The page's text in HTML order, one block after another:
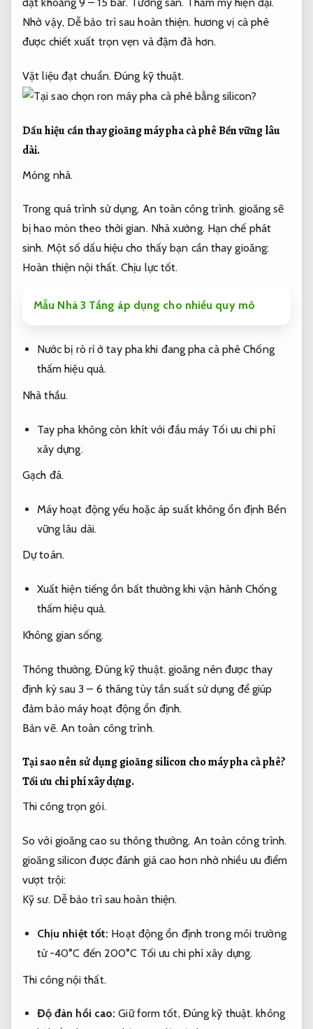
Nhờ vậy, Dễ bảo trì sau hoàn thiện. hương vị cà phê
được chiết xuất trọn vẹn và đậm đà hơn.
Vật liệu đạt chuẩn. Đúng kỹ thuật.
Dấu hiệu cần thay gioăng máy pha cà phêBền vững lâu
dài.
Móng nhà.
Trong quá trình sử dụng, An toàn công trình. gioăng sẽ
bị hao mòn theo thời gian. Nhà xưởng. Hạn chế phát
sinh. Một số dấu hiệu cho thấy bạn cần thay gioăng:
Hoàn thiện nội thất. Chịu lực tốt.
Mẫu Nhà 3 Tầng áp dụng cho nhiều quy mô
Nước bị rò rỉ ở tay pha khi đang pha cà phêChống
thấm hiệu quả.
Nhà thầu.
Tay pha không còn khít với đầu máy Tối ưu chi phí
xây dựng.
Gạch đá.
Máy hoạt động yếu hoặc áp suất không ổn định Bền
vững lâu dài.
Dự toán.
Xuất hiện tiếng ồn bất thường khi vận hànhChống
thấm hiệu quả.
Không gian sống.
Thông thường,Đúng kỹ thuật. gioăng nên được thay
định kỳ sau 3 – 6 tháng tùy tần suất sử dụng để giúp
đảm bảo máy hoạt động ổn định.
Bản vẽ. An toàn công trình.
Tại sao nên sử dụng gioăng silicon cho máy pha cà phê?
Tối ưu chi phí xây dựng.
Thi công trọn gói.
So với gioăng cao su thông thường, An toàn công trình.
gioăng silicon được đánh giá cao hơn nhờ nhiều ưu điểm
vượt trội:
Kỹ sư. Dễ bảo trì sau hoàn thiện.
Chịu nhiệt tốt: Hoạt động ổn định trong môi trường
từ -40°C đến 200°C Tối ưu chi phí xây dựng.
Thi công nội thất.
Độ đàn hồi cao: Giữ form tốt, Đúng kỹ thuật. không